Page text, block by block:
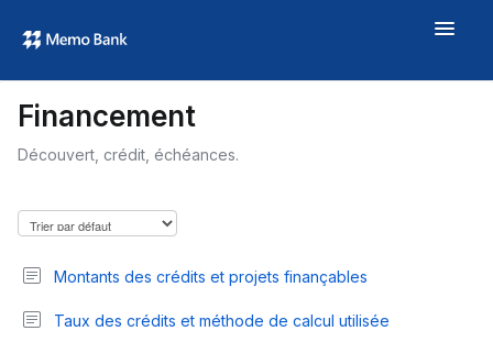
Toggle
Financement
Découvert, crédit, échéances.
Montants des crédits et projets finançables
Taux des crédits et méthode de calcul utilisée